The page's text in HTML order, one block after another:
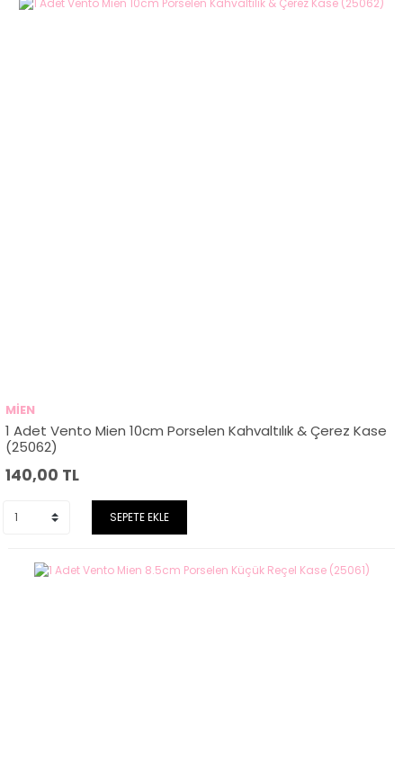
MİEN
1 Adet Vento Mien 10cm Porselen Kahvaltılık & Çerez Kase
(25062)
140,00 TL
SEPETE EKLE